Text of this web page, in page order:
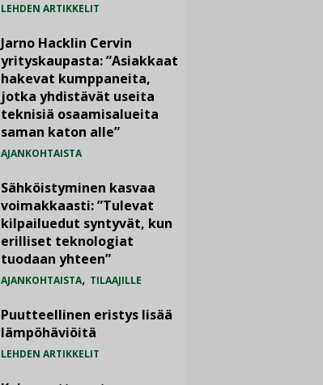
LEHDEN ARTIKKELIT
Jarno Hacklin Cervin
yrityskaupasta: ”Asiakkaat
hakevat kumppaneita,
jotka yhdistävät useita
teknisiä osaamisalueita
saman katon alle”
AJANKOHTAISTA
Sähköistyminen kasvaa
voimakkaasti: ”Tulevat
kilpailuedut syntyvät, kun
erilliset teknologiat
tuodaan yhteen”
AJANKOHTAISTA, TILAAJILLE
Puutteellinen eristys lisää
lämpöhäviöitä
LEHDEN ARTIKKELIT